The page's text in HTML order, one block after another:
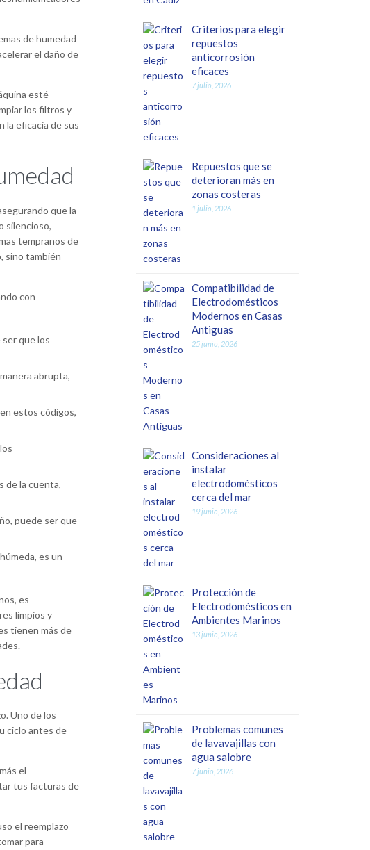
de humedad
el daño de
esté
los filtros y
la eficacia de sus
que la
silencioso,
tempranos de
sino también
con
que los
abrupta,
estos códigos,
de la cuenta,
puede ser que
es un
es
limpios y
tienen más de
Uno de los
ciclo antes de
el
tus facturas de
el reemplazo
para
Criterios para elegir
repuestos
anticorrosión
eficaces
7 julio, 2026
Repuestos que se
deterioran más en
zonas costeras
1 julio, 2026
Compatibilidad de
Electrodomésticos
Modernos en Casas
Antiguas
25 junio, 2026
Consideraciones al
instalar
electrodomésticos
cerca del mar
19 junio, 2026
Protección de
Electrodomésticos en
Ambientes Marinos
13 junio, 2026
Problemas comunes
de lavavajillas con
agua salobre
7 junio, 2026